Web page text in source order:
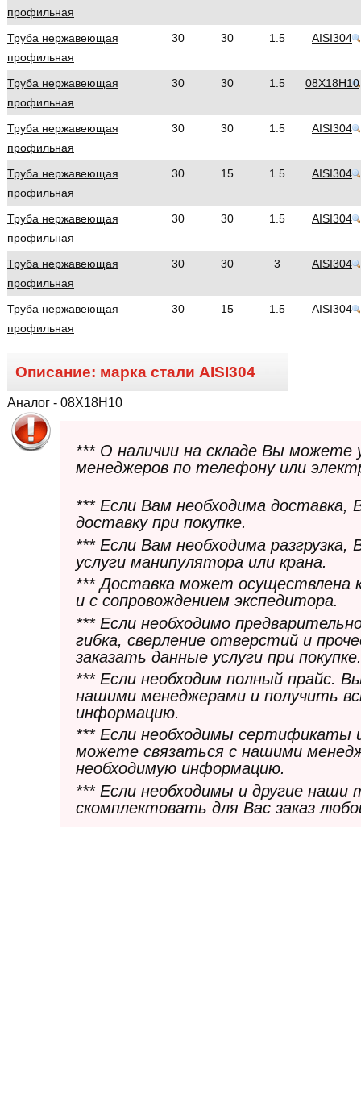
профильная
Труба нержавеющая
профильная
30 30 1.5 AISI304
Труба нержавеющая
профильная
30 30 1.5 08Х18Н10
Труба нержавеющая
профильная
30 30 1.5 AISI304
Труба нержавеющая
профильная
30 15 1.5 AISI304
Труба нержавеющая
профильная
30 30 1.5 AISI304
Труба нержавеющая
профильная
30 30 3 AISI304
Труба нержавеющая
профильная
30 15 1.5 AISI304
Описание: марка стали AISI304
Аналог - 08Х18Н10
*** О наличии на складе Вы можете
менеджеров по телефону или
*** Если Вам необходима
доставку при покупке.
*** Если Вам необходима
услуги манипулятора или крана.
*** Доставка может осуществлена
и с сопровождением экспедитора.
*** Если необходимо
гибка, сверление отверстий и
заказать данные услуги при покупке.
*** Если необходим полный прайс.
нашими менеджерами и получить
информацию.
*** Если необходимы сертификаты
можете связаться с нашими
необходимую информацию.
*** Если необходимы и другие
скомплектовать для Вас заказ